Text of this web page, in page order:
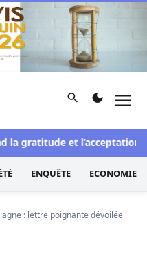
et d'investigation
Rechercher
gratitude et l’acceptation
ENQUÊTE ECONOMIE
: lettre poignante dévoilée